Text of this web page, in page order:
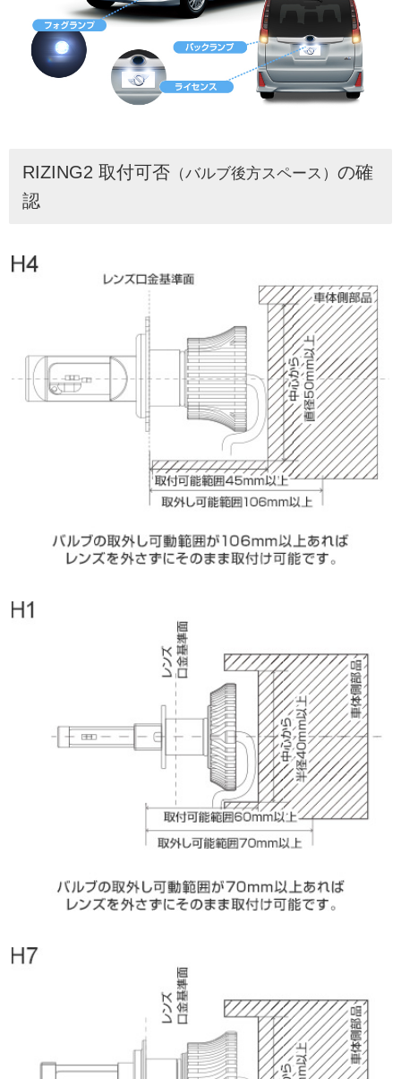
RIZING2 取付可否 （バルブ後方スペース） の確
認